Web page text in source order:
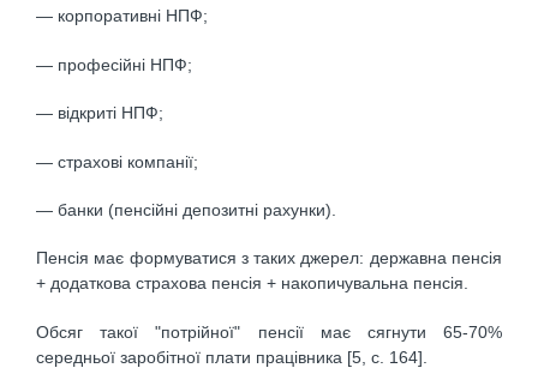
— корпоративні НПФ;
— професійні НПФ;
— відкриті НПФ;
— страхові компанії;
— банки (пенсійні депозитні рахунки).
Пенсія має формуватися з таких джерел: державна пенсія
+ додаткова страхова пенсія + накопичувальна пенсія.
Обсяг такої "потрійної" пенсії має сягнути 65-70%
середньої заробітної плати працівника [5, с. 164].